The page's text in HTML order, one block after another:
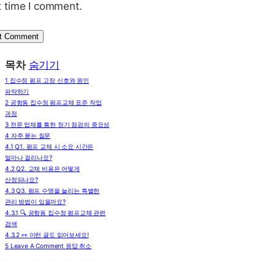
time I comment.
목차 숨기기
1 집수정 펌프 고장 신호와 원인
파악하기
2 공항동 집수정 펌프교체 표준 작업
과정
3 전문 업체를 통한 정기 점검의 중요성
4 자주 묻는 질문
4.1 Q1. 펌프 교체 시 소요 시간은
얼마나 걸리나요?
4.2 Q2. 교체 비용은 어떻게
산정되나요?
4.3 Q3. 펌프 수명을 늘리는 특별한
관리 방법이 있을까요?
4.3.1 🔍 공항동 집수정 펌프교체 관련
검색
4.3.2 👀 이런 글도 읽어보세요!
5 Leave A Comment 응답 취소